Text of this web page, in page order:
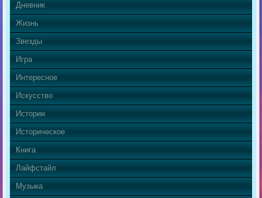
Дневник
Жизнь
Звезды
Игра
Интересное
Искусство
Истории
Историческое
Книга
Лайфстайл
Музыка